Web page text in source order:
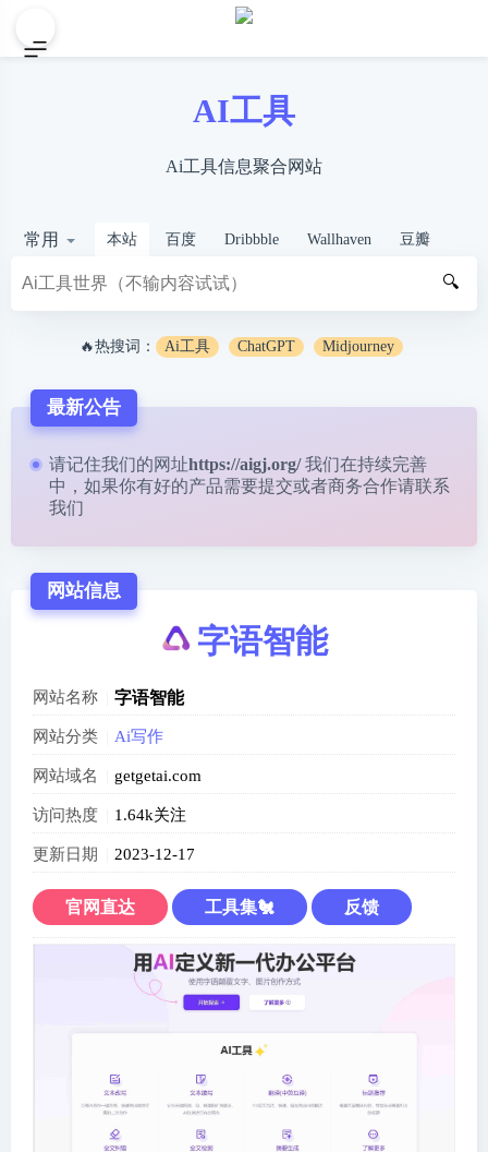
AI工具
Ai工具信息聚合网站
常用 本站 百度 Dribbble Wallhaven 豆瓣
🔍
🔥热搜词： Ai工具 ChatGPT Midjourney
最新公告
请记住我们的网址https://aigj.org/ 我们在持续完善
中，如果你有好的产品需要提交或者商务合作请联系
我们
网站信息
字语智能
网站名称 字语智能
网站分类 Ai写作
网站域名 getgetai.com
访问热度 1.64k关注
更新日期 2023-12-17
官网直达 工具集🐔 反馈